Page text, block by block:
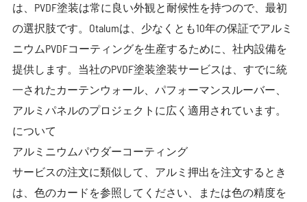
は、PVDF塗装は常に良い外観と耐候性を持つので、最初
の選択肢です。Otalumは、少なくとも10年の保証でアルミ
ニウムPVDFコーティングを生産するために、社内設備を
提供します。当社のPVDF塗装塗装サービスは、すでに統
一されたカーテンウォール、パフォーマンスルーバー、
アルミパネルのプロジェクトに広く適用されています。
について
アルミニウムパウダーコーティング
サービスの注文に類似して、アルミ押出を注文するとき
は、色のカードを参照してください、または色の精度を